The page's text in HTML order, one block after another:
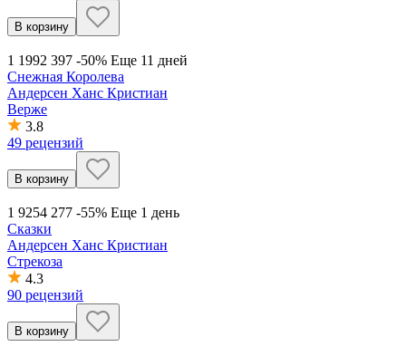
В корзину
1 1992 397 -50% Еще 11 дней
Снежная Королева
Андерсен Ханс Кристиан
Верже
3.8
49 рецензий
В корзину
1 9254 277 -55% Еще 1 день
Сказки
Андерсен Ханс Кристиан
Стрекоза
4.3
90 рецензий
В корзину